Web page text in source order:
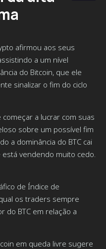
afirmou aos seus
a um nível
do Bitcoin, que ele
sinalizar o fim do ciclo
a lucrar com suas
sobre um possível fim
a dominância do BTC cai
está vendendo muito cedo.
de Índice de
os traders sempre
do BTC em relação a
em queda livre sugere